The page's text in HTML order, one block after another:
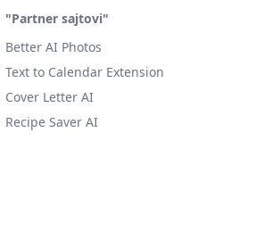
"Partner sajtovi"
Better AI Photos
Text to Calendar Extension
Cover Letter AI
Recipe Saver AI